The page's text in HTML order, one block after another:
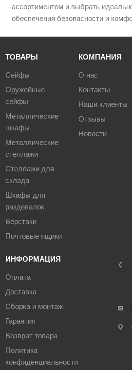
ассортиментом и выбрать
обеспечения безопасности и
ТОВАРЫ
Сейфы
Оружейные
сейфы
Металлические
шкафы
Металлические
стеллажи
Стеллажи для
склада
Шкафы для
раздевалок
Верстаки
Почтовые ящики
КОМПАНИЯ
О нас
Контакты
Наши клиенты
Отзывы
Новости
ИНФОРМАЦИЯ
Оплата
Доставка
Сборка и монтаж
Гарантия
Возврат товара
Политика
конфиденциальности